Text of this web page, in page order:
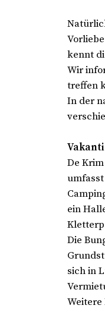
kennt
Wir
treffen
In der
De
ein
Die
sich in
Weitere